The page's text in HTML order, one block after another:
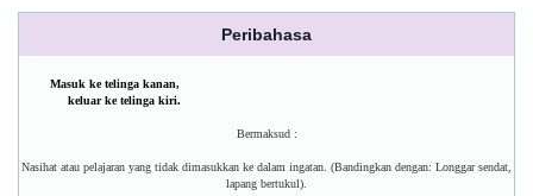
Peribahasa
Masuk ke telinga kanan,
keluar ke telinga kiri.
Bermaksud :
Nasihat atau pelajaran yang tidak dimasukkan ke dalam ingatan. (Bandingkan dengan: Longgar sendat,
lapang bertukul).